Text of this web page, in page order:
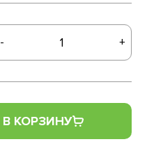
- +
В КОРЗИНУ